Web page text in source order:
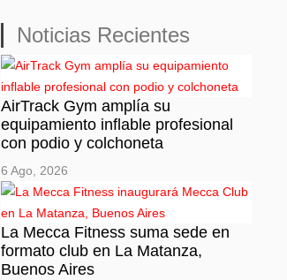
Noticias Recientes
AirTrack Gym amplía su
equipamiento inflable profesional
con podio y colchoneta
6 Ago, 2026
La Mecca Fitness suma sede en
formato club en La Matanza,
Buenos Aires